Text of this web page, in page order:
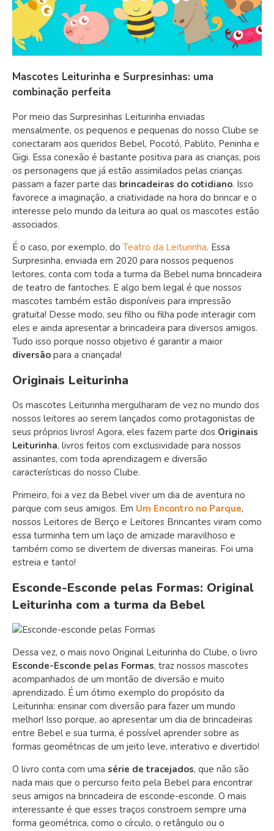
Mascotes Leiturinha e Surpresinhas: uma
combinação perfeita
Por meio das Surpresinhas Leiturinha enviadas
mensalmente, os pequenos e pequenas do nosso Clube se
conectaram aos queridos Bebel, Pocotó, Pablito, Peninha e
Gigi. Essa conexão é bastante positiva para as crianças, pois
os personagens que já estão assimilados pelas crianças
passam a fazer parte das brincadeiras do cotidiano. Isso
favorece a imaginação, a criatividade na hora do brincar e o
interesse pelo mundo da leitura ao qual os mascotes estão
associados.
É o caso, por exemplo, do Teatro da Leiturinha. Essa
Surpresinha, enviada em 2020 para nossos pequenos
leitores, conta com toda a turma da Bebel numa brincadeira
de teatro de fantoches. E algo bem legal é que nossos
mascotes também estão disponíveis para impressão
gratuita! Desse modo, seu filho ou filha pode interagir com
eles e ainda apresentar a brincadeira para diversos amigos.
Tudo isso porque nosso objetivo é garantir a maior
diversão para a criançada!
Originais Leiturinha
Os mascotes Leiturinha mergulharam de vez no mundo dos
nossos leitores ao serem lançados como protagonistas de
seus próprios livros! Agora, eles fazem parte dos Originais
Leiturinha, livros feitos com exclusividade para nossos
assinantes, com toda aprendizagem e diversão
características do nosso Clube.
Primeiro, foi a vez da Bebel viver um dia de aventura no
parque com seus amigos. Em Um Encontro no Parque,
nossos Leitores de Berço e Leitores Brincantes viram como
essa turminha tem um laço de amizade maravilhoso e
também como se divertem de diversas maneiras. Foi uma
estreia e tanto!
Esconde-Esconde pelas Formas: Original
Leiturinha com a turma da Bebel
Dessa vez, o mais novo Original Leiturinha do Clube, o livro
Esconde-Esconde pelas Formas, traz nossos mascotes
acompanhados de um montão de diversão e muito
aprendizado. É um ótimo exemplo do propósito da
Leiturinha: ensinar com diversão para fazer um mundo
melhor! Isso porque, ao apresentar um dia de brincadeiras
entre Bebel e sua turma, é possível aprender sobre as
formas geométricas de um jeito leve, interativo e divertido!
O livro conta com uma série de tracejados, que não são
nada mais que o percurso feito pela Bebel para encontrar
seus amigos na brincadeira de esconde-esconde. O mais
interessante é que esses traços constroem sempre uma
forma geométrica, como o círculo, o retângulo ou o